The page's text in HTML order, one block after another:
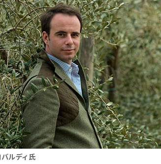
ルディ氏